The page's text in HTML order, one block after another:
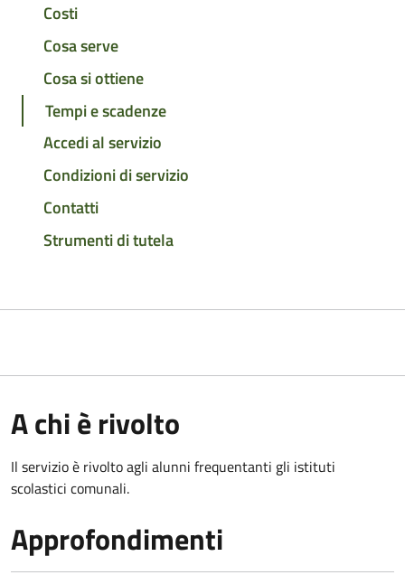
Costi
Cosa serve
Cosa si ottiene
Tempi e scadenze
Accedi al servizio
Condizioni di servizio
Contatti
Strumenti di tutela
A chi è rivolto
Il servizio è rivolto agli alunni frequentanti gli istituti
scolastici comunali.
Approfondimenti